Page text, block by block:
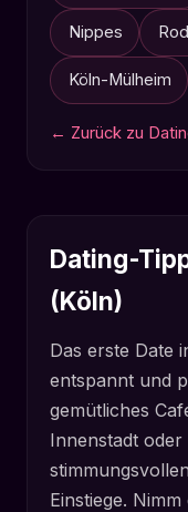
Nippes
Köln-Mülheim
← Zurück zu
Dating-
(Köln)
Das erste Date
entspannt und
gemütliches
Innenstadt
Einstiege.